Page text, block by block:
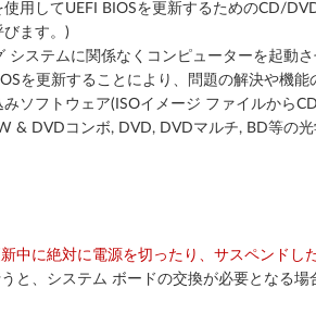
用してUEFI BIOSを更新するためのCD/
ます。)
システムに関係なくコンピューターを起動
を更新することにより、問題の解決や機能
ソフトウェア(ISOイメージ ファイルから
& DVDコンボ, DVD, DVDマルチ, BD等の
中に絶対に電源を切ったり、サスペンドし
と、システム ボードの交換が必要となる